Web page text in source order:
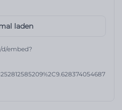
laden
embed?